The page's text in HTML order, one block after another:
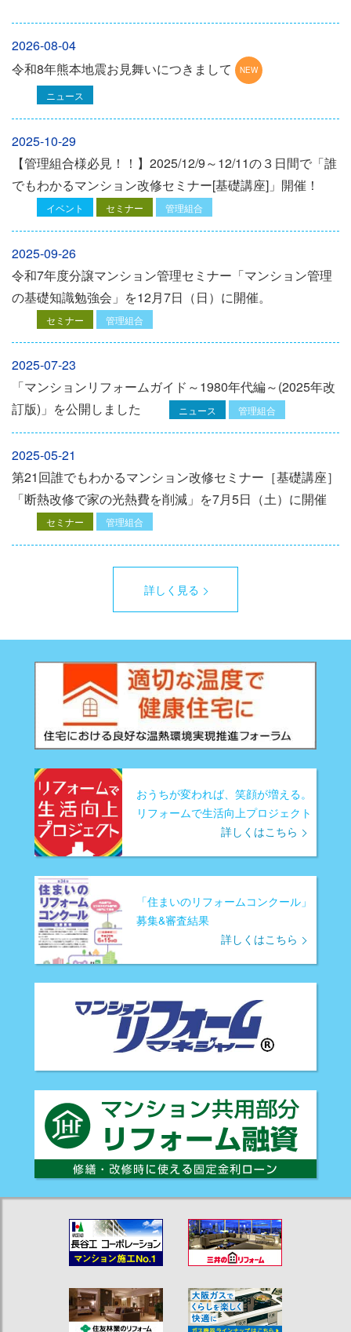
2026-08-04
令和8年熊本地震お見舞いにつきまして
ニュース
2025-10-29
【管理組合様必見！！】2025/12/9～12/11の３日間で「誰
でもわかるマンション改修セミナー[基礎講座]」開催！
イベント セミナー 管理組合
2025-09-26
令和7年度分譲マンション管理セミナー「マンション管理
の基礎知識勉強会」を12⽉7⽇（⽇）に開催。
セミナー 管理組合
2025-07-23
「マンションリフォームガイド～1980年代編～(2025年改
訂版)」を公開しました
ニュース 管理組合
2025-05-21
第21回誰でもわかるマンション改修セミナー［基礎講座］
「断熱改修で家の光熱費を削減」を7月5日（土）に開催
セミナー 管理組合
詳しく見る
おうちが変われば、笑顔が増える。
リフォームで生活向上プロジェクト
詳しくはこちら
「住まいのリフォームコンクール」
募集&審査結果
詳しくはこちら